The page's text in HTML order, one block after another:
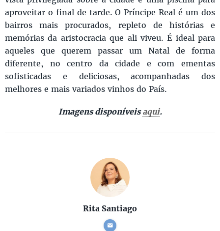
aproveitar o final de tarde. O Príncipe Real é um dos
bairros mais procurados, repleto de histórias e
memórias da aristocracia que ali viveu. É ideal para
aqueles que querem passar um Natal de forma
diferente, no centro da cidade e com ementas
sofisticadas e deliciosas, acompanhadas dos
melhores e mais variados vinhos do País.
Imagens disponíveisaqui.
Rita Santiago